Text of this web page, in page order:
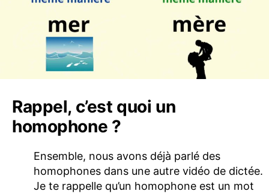
Rappel, c’est quoi un
homophone ?
Ensemble, nous avons déjà parlé des
homophones dans une autre vidéo de dictée.
Je te rappelle qu’un homophone est un mot